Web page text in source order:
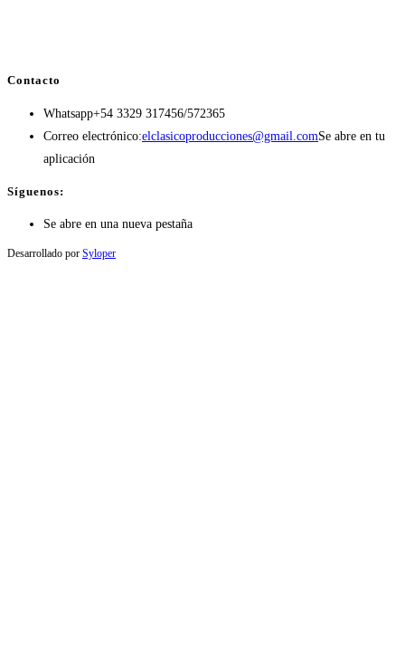
Contacto
Whatsapp+54 3329 317456/572365
Correo electrónico:elclasicoproducciones@gmail.comSe abre en tu
aplicación
Síguenos:
Se abre en una nueva pestaña
Desarrollado por Syloper